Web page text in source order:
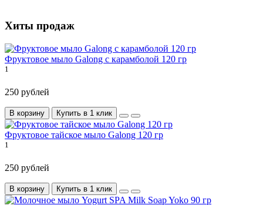
Хиты продаж
Фруктовое мыло Galong с карамболой 120 гр
1
250 рублей
В корзину Купить в 1 клик
Фруктовое тайское мыло Galong 120 гр
1
250 рублей
В корзину Купить в 1 клик